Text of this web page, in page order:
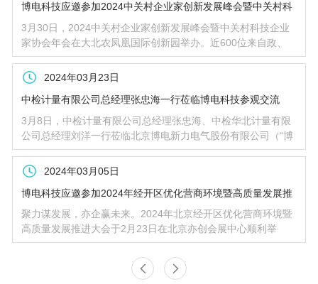
博电科技应邀参加2024中关村企业家创新发展峰会暨中关村科
技企业家协会年会
3月30日，2024中关村企业家创新发展峰会暨中关村科技企业
家协会年会在大北农凤凰国际创新园举办。近600位来自政、
企、商、学各界精英相约凤凰岭下，凝聚智慧，共话未来。博
电科技应邀参会。
2024年03月23日
中检计量有限公司总经理张忠海一行莅临博电科技参观交流
3月8日，中检计量有限公司总经理张忠海、中检华北计量有限
公司总经理刘洋一行莅临北京博电新力电气股份有限公司（“博
电科技”）参观交流。博电科技董事长陈卫热情接待。双方就计
量领域的合作方向进行了深入探讨。
2024年03月05日
博电科技应邀参加2024年经开区优化营商环境暨高质量发展推
进大会
聚力谋发展，亦企赢未来。2024年北京经开区优化营商环境暨
高质量发展推进大会于2月23日在北京亦创会展中心顺利举
办。作为一家植根于北京经开区多年的高新技术企业，博电科